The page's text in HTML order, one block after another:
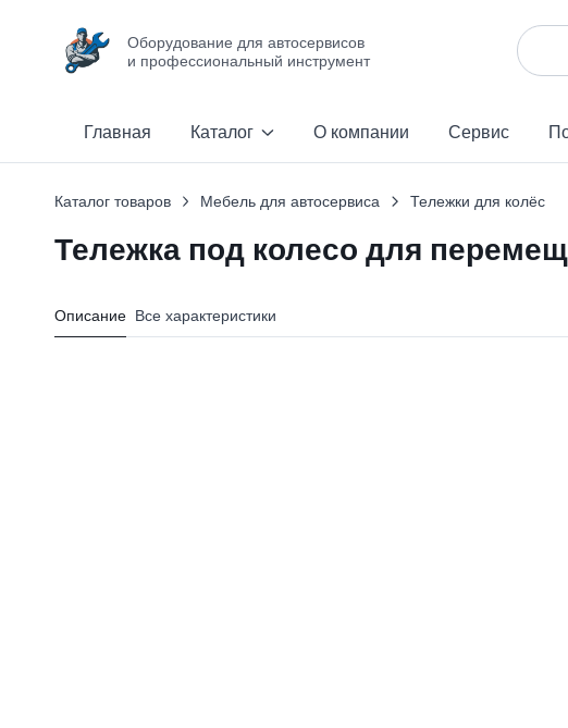
Оборудование для автосервисов
и профессиональный инструмент
Главная Каталог О компании Сервис
Каталог товаров Мебель для автосервиса Тележки для колёс
Тележка под колесо для
Описание Все характеристики